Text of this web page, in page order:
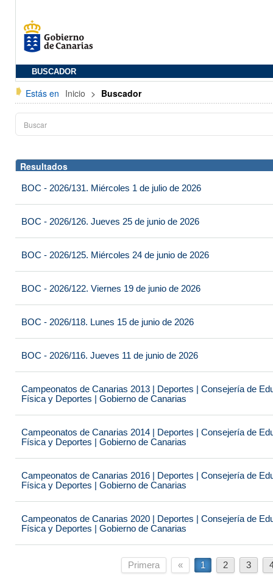
BUSCADOR
Estás en Inicio > Buscador
Resultados
BOC - 2026/131. Miércoles 1 de julio de 2026
BOC - 2026/126. Jueves 25 de junio de 2026
BOC - 2026/125. Miércoles 24 de junio de 2026
BOC - 2026/122. Viernes 19 de junio de 2026
BOC - 2026/118. Lunes 15 de junio de 2026
BOC - 2026/116. Jueves 11 de junio de 2026
Campeonatos de Canarias 2013 | Deportes | Consejería de
Física y Deportes | Gobierno de Canarias
Campeonatos de Canarias 2014 | Deportes | Consejería de
Física y Deportes | Gobierno de Canarias
Campeonatos de Canarias 2016 | Deportes | Consejería de
Física y Deportes | Gobierno de Canarias
Campeonatos de Canarias 2020 | Deportes | Consejería de
Física y Deportes | Gobierno de Canarias
Primera « 1 2 3